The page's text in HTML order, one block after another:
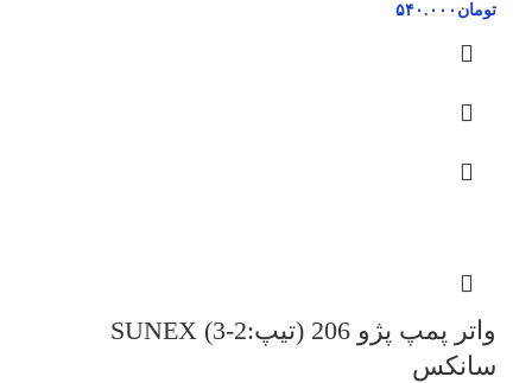
تومان ۵۴۰.۰۰۰
واتر پمپ پژو 206 (تیپ:2-3) SUNEX
سانکس